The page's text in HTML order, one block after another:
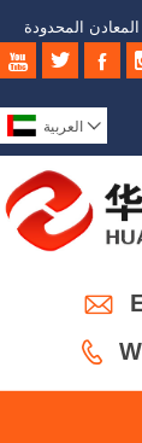
المحدودة
  
العربية 

